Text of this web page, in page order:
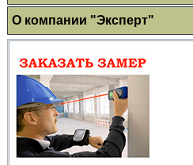
О компании "Эксперт"